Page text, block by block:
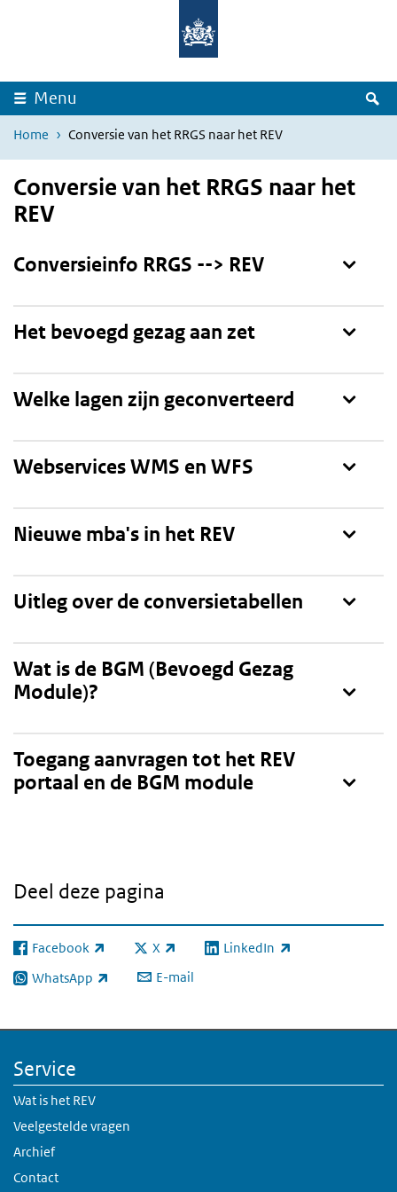
Overslaan en naar de inhoud gaan
Menu
Home Conversie van het RRGS naar het REV
Conversie van het RRGS naar het
REV
Toon
Conversieinfo RRGS --> REV
Toon
Het bevoegd gezag aan zet
Toon
Welke lagen zijn geconverteerd
Toon
Webservices WMS en WFS
Toon
Nieuwe mba's in het REV
Toon
Uitleg over de conversietabellen
Toon
Wat is de BGM (Bevoegd Gezag
Module)?
Toon
Toegang aanvragen tot het REV
portaal en de BGM module
Deel deze pagina
Facebook
(externe link) X
(externe link) LinkedIn
(externe link)
WhatsApp
(externe link) E-mail
Service
Wat is het REV
Veelgestelde vragen
Archief
Contact